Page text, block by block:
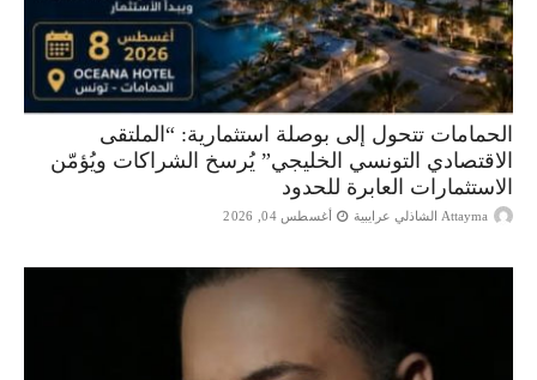
الحمامات تتحول إلى بوصلة استثمارية: “الملتقى
الاقتصادي التونسي الخليجي” يُرسخ الشراكات ويُؤمّن
الاستثمارات العابرة للحدود
Attayma الشاذلي عرايبية أغسطس 04, 2026